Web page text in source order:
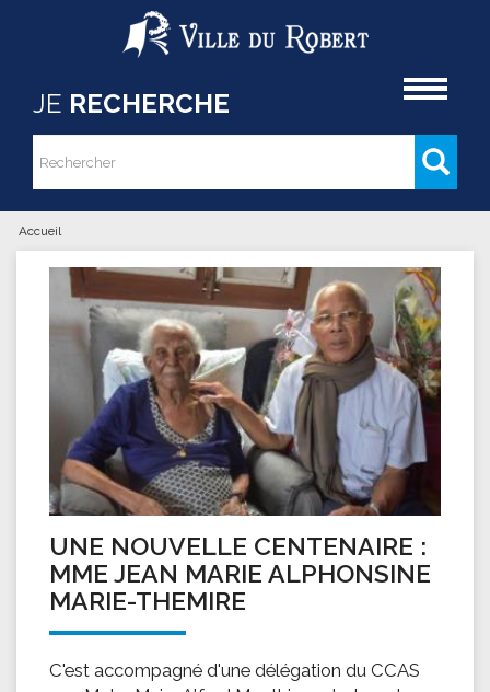
Aller au contenu principal
JE RECHERCHE
Formulaire de recherche
Rechercher
Vous êtes ici
Accueil
UNE NOUVELLE CENTENAIRE :
MME JEAN MARIE ALPHONSINE
MARIE-THEMIRE
C'est accompagné d'une délégation du CCAS